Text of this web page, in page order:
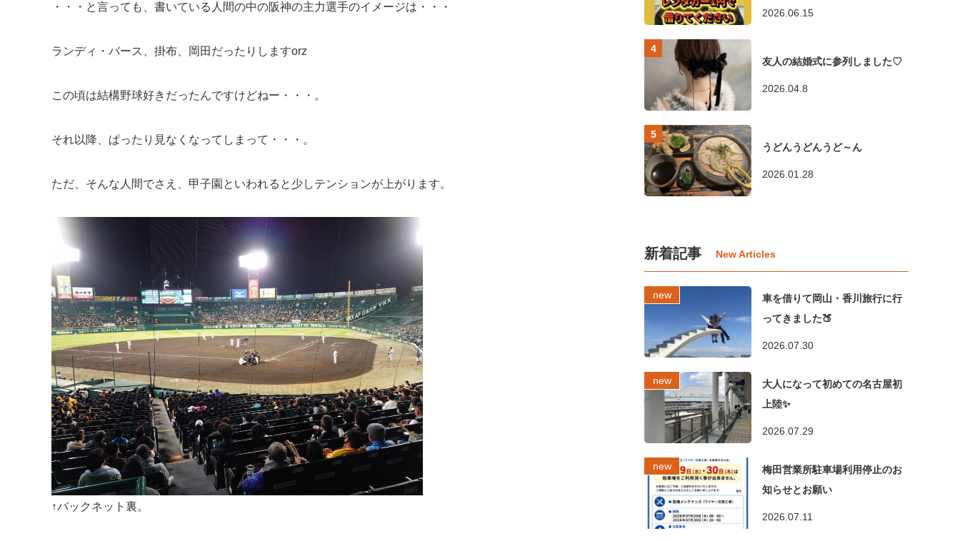
・・・と言っても、書いている人間の中の阪神の主力選手のイメージは・・・
ランディ・バース、掛布、岡田だったりしますorz
この頃は結構野球好きだったんですけどねー・・・。
それ以降、ぱったり見なくなってしまって・・・。
ただ、そんな人間でさえ、甲子園といわれると少しテンションが上がります。
↑バックネット裏。
2026.06.15
友人の結婚式に参列しました♡
2026.04.8
うどんうどんうど～ん
2026.01.28
新着記事
車を借りて岡山・香川旅行に行
ってきました🍑
2026.07.30
大人になって初めての名古屋初
上陸✨
2026.07.29
梅田営業所駐車場利用停止のお
知らせとお願い
2026.07.11